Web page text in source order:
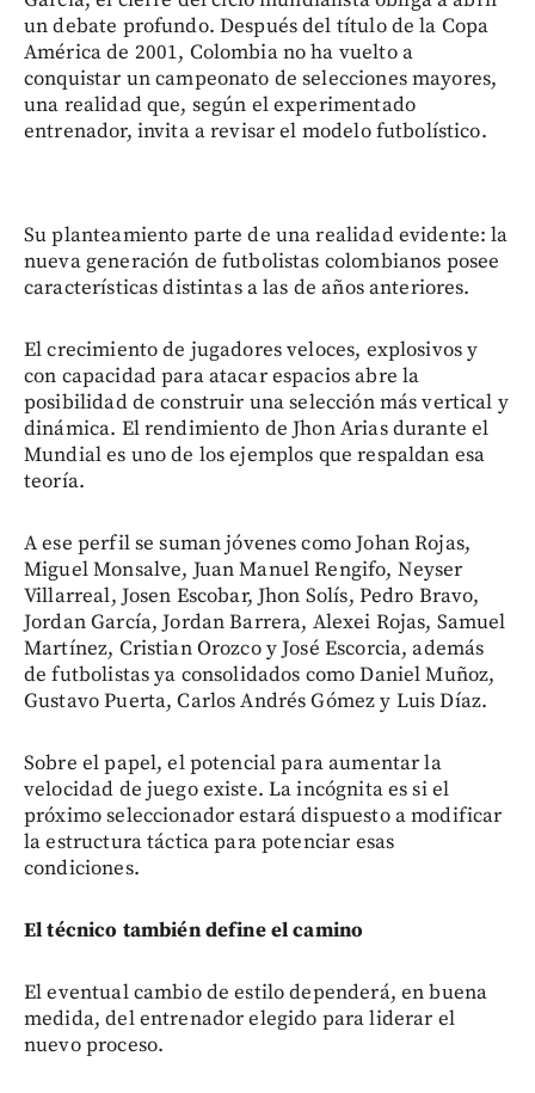
un debate profundo. Después del título de la Copa
América de 2001, Colombia no ha vuelto a
conquistar un campeonato de selecciones mayores,
una realidad que, según el experimentado
entrenador, invita a revisar el modelo futbolístico.
Su planteamiento parte de una realidad evidente: la
nueva generación de futbolistas colombianos posee
características distintas a las de años anteriores.
El crecimiento de jugadores veloces, explosivos y
con capacidad para atacar espacios abre la
posibilidad de construir una selección más vertical y
dinámica. El rendimiento de Jhon Arias durante el
Mundial es uno de los ejemplos que respaldan esa
teoría.
A ese perfil se suman jóvenes como Johan Rojas,
Miguel Monsalve, Juan Manuel Rengifo, Neyser
Villarreal, Josen Escobar, Jhon Solís, Pedro Bravo,
Jordan García, Jordan Barrera, Alexei Rojas, Samuel
Martínez, Cristian Orozco y José Escorcia, además
de futbolistas ya consolidados como Daniel Muñoz,
Gustavo Puerta, Carlos Andrés Gómez y Luis Díaz.
Sobre el papel, el potencial para aumentar la
velocidad de juego existe. La incógnita es si el
próximo seleccionador estará dispuesto a modificar
la estructura táctica para potenciar esas
condiciones.
El técnico también define el camino
El eventual cambio de estilo dependerá, en buena
medida, del entrenador elegido para liderar el
nuevo proceso.